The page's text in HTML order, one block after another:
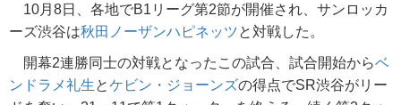
10月8日、各地でB1リーグ第2節が開催され、サンロッカ
ーズ渋谷は秋田ノーザンハピネッツと対戦した。
開幕2連勝同士の対戦となったこの試合、試合開始からベ
ンドラメ礼生とケビン・ジョーンズの得点でSR渋谷がリー